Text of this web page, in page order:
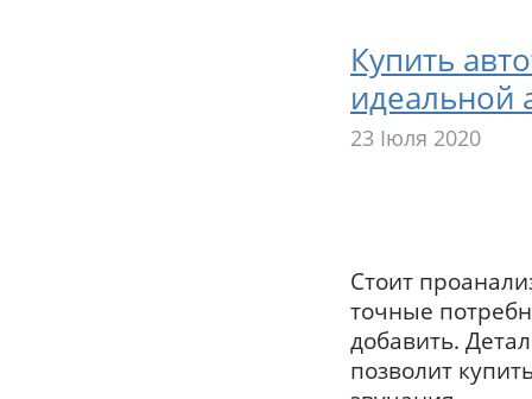
Купить
идеальной
23 Іюля 2020
Стоит
точные
добавить.
позволит